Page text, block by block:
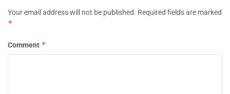
Your email address will not be published. Required fields are marked
*
Comment *